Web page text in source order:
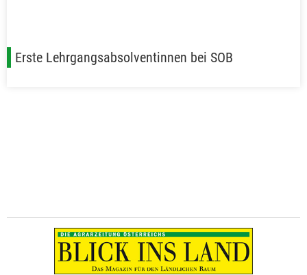
Erste Lehrgangsabsolventinnen bei SOB